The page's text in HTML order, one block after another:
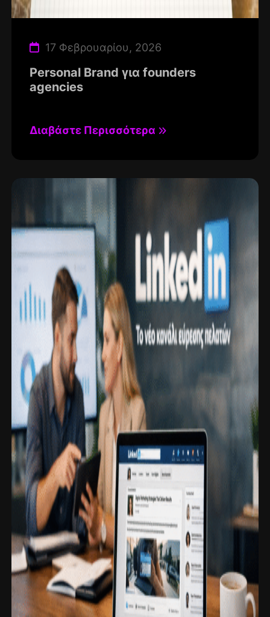
17 Φεβρουαρίου, 2026
Personal Brand για founders
agencies
Διαβάστε Περισσότερα